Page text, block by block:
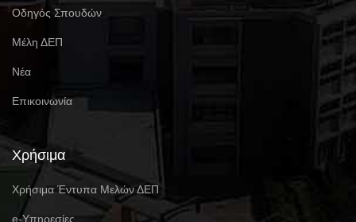
Οδηγός Σπουδών
Μέλη ΔΕΠ
Νέα
Επικοινωνία
Χρήσιμα
Χρήσιμα Έντυπα Μελών ΔΕΠ
e-Υπηρεσίες